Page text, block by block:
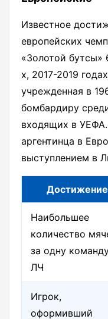
Известное
европейских
«Золотой бутсы»
х, 2017-2019
учрежденная в
бомбардиру
входящих в
аргентинца в
выступлением в
Достижение
Наибольшее
количество
за одну
ЛЧ
Игрок,
оформивший